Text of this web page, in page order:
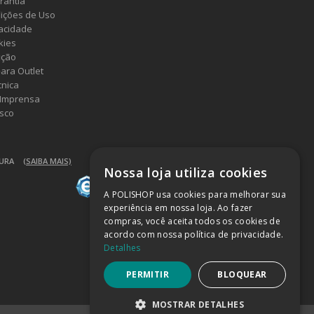
de Uso
Outlet
(SAIBA MAIS)
Nossa loja utiliza cookies
A POLISHOP usa cookies para melhorar sua
experiência em nossa loja. Ao fazer
compras, você aceita todos os cookies de
acordo com nossa política de privacidade.
Detalhes
PERMITIR BLOQUEAR
MOSTRAR DETALHES